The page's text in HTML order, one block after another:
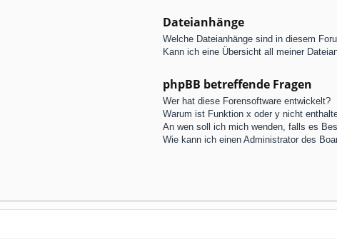
Dateianhänge
Welche Dateianhänge sind in diesem
Kann ich eine Übersicht all meiner
phpBB betreffende Fragen
Wer hat diese Forensoftware entwickelt?
Warum ist Funktion x oder y nicht
An wen soll ich mich wenden, falls es
Wie kann ich einen Administrator des